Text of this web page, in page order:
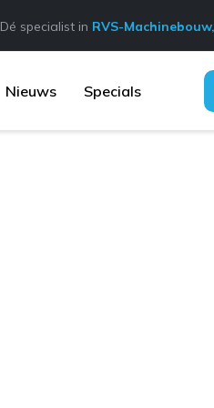
Dé specialist in RVS-
Nieuws Specials